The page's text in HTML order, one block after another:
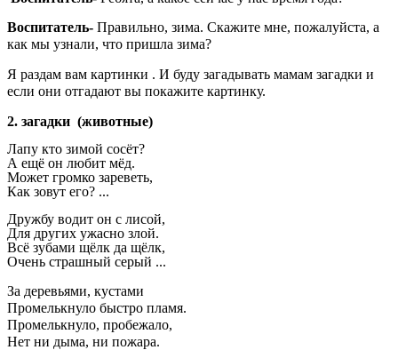
Воспитатель- Правильно, зима. Скажите мне, пожалуйста, а
как мы узнали, что пришла зима?
Я раздам вам картинки . И буду загадывать мамам загадки и
если они отгадают вы покажите картинку.
2. загадки (животные)
Лапу кто зимой сосёт?
А ещё он любит мёд.
Может громко зареветь,
Как зовут его? ...
Дружбу водит он с лисой,
Для других ужасно злой.
Всё зубами щёлк да щёлк,
Очень страшный серый ...
За деревьями, кустами
Промелькнуло быстро пламя.
Промелькнуло, пробежало,
Нет ни дыма, ни пожара.